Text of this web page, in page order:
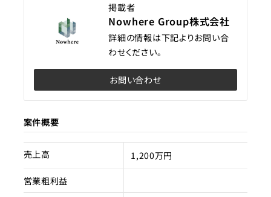
掲載者
Nowhere Group株式会社
詳細の情報は下記よりお問い合
わせください。
お問い合わせ
案件概要
売上高 1,200万円
営業粗利益